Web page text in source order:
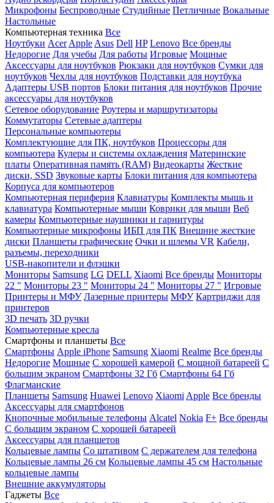
Микрофоны Беспроводные Студийные Петличные Вокальные
Настольные
Компьютерная техника Все
Ноутбуки Acer Apple Asus Dell HP Lenovo Все бренды
Недорогие Для учебы Для работы Игровые Мощные
Аксессуары для ноутбуков Рюкзаки для ноутбуков Сумки для
ноутбуков Чехлы для ноутбуков Подставки для ноутбука
Адаптеры USB портов Блоки питания для ноутбуков Прочие
аксессуары для ноутбуков
Сетевое оборудование Роутеры и маршрутизаторы
Коммутаторы Сетевые адаптеры
Персональные компьютеры
Комплектующие для ПК, ноутбуков Процессоры для
компьютера Кулеры и системы охлаждения Материнские
платы Оперативная память (RAM) Видеокарты Жесткие
диски, SSD Звуковые карты Блоки питания для компьютера
Корпуса для компьютеров
Компьютерная периферия Клавиатуры Комплекты мышь и
клавиатура Компьютерные мыши Коврики для мыши Веб
камеры Компьютерные наушники и гарнитуры
Компьютерные микрофоны ИБП для ПК Внешние жесткие
диски Планшеты графические Очки и шлемы VR Кабели,
разъемы, переходники
USB-накопители и флэшки
Мониторы Samsung LG DELL Xiaomi Все бренды Мониторы
22 " Мониторы 23 " Мониторы 24 " Мониторы 27 " Игровые
Принтеры и МФУ Лазерные принтеры МФУ Картриджи для
принтеров
3D печать 3D ручки
Компьютерные кресла
Смартфоны и планшеты Все
Смартфоны Apple iPhone Samsung Xiaomi Realme Все бренды
Недорогие Мощные С хорошей камерой С мощной батареей С
большим экраном Смартфоны 32 Гб Смартфоны 64 Гб
Флагманские
Планшеты Samsung Huawei Lenovo Xiaomi Apple Все бренды
Аксессуары для смартфонов
Кнопочные мобильные телефоны Alcatel Nokia F+ Все бренды
С большим экраном С хорошей батареей
Аксессуары для планшетов
Кольцевые лампы Со штативом C держателем для телефона
Кольцевые лампы 26 см Кольцевые лампы 45 см Настольные
кольцевые лампы
Внешние аккумуляторы
Гаджеты Все